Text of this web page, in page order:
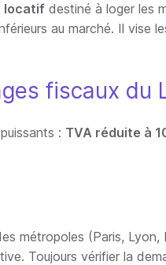
locatif destiné à loger les
au marché. Il vise
fiscaux du
: TVA réduite à
métropoles (Paris,
Toujours vérifier la